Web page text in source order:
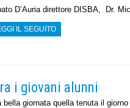
D’Auria direttore DISBA, Dr.
IL SEGUITO
i giovani alunni
bella giornata quella tenuta il